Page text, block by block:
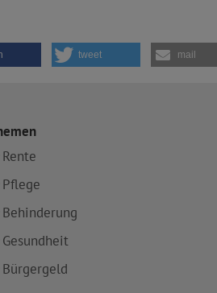
tweet mail
Rente
Pflege
Behinderung
Gesundheit
Bürgergeld